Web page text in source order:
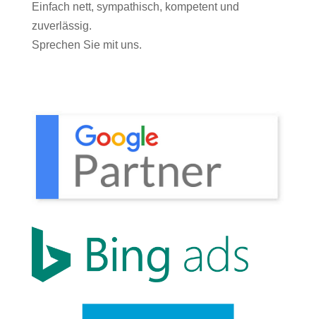
Einfach nett, sympathisch, kompetent und
zuverlässig.
Sprechen Sie mit uns.